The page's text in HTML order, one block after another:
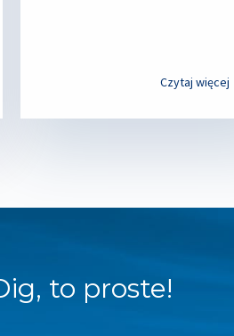
Czytaj więcej
to proste!